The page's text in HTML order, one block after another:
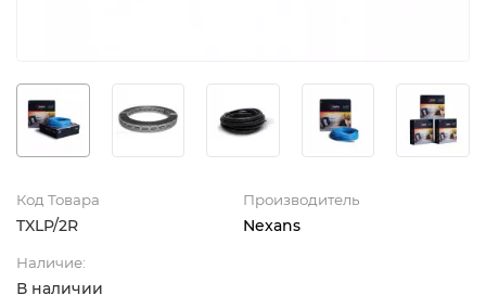
Код Товара
TXLP/2R
Производитель
Nexans
Наличие:
В наличии